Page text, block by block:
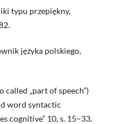
typu przepiękny,
języka polskiego,
called „part of speech”)
word syntactic
cognitive” 10, s. 15–33.